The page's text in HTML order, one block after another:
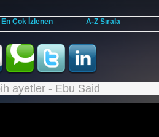
En Çok İzlenen A-Z Sırala
ayetler - Ebu Said